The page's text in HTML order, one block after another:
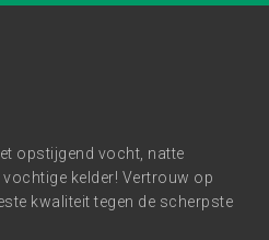
opstijgend vocht, natte
kelder! Vertrouw op
kwaliteit tegen de scherpste